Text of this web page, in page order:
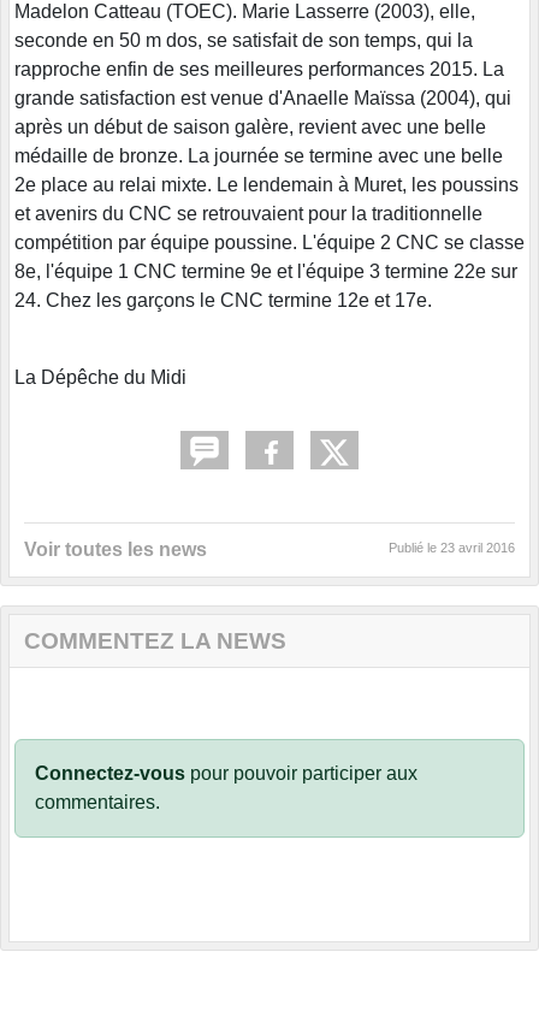
Madelon Catteau (TOEC). Marie Lasserre (2003), elle,
seconde en 50 m dos, se satisfait de son temps, qui la
rapproche enfin de ses meilleures performances 2015. La
grande satisfaction est venue d'Anaelle Maïssa (2004), qui
après un début de saison galère, revient avec une belle
médaille de bronze. La journée se termine avec une belle
2e place au relai mixte. Le lendemain à Muret, les poussins
et avenirs du CNC se retrouvaient pour la traditionnelle
compétition par équipe poussine. L'équipe 2 CNC se classe
8e, l'équipe 1 CNC termine 9e et l'équipe 3 termine 22e sur
24. Chez les garçons le CNC termine 12e et 17e.
La Dépêche du Midi
Voir toutes les news Publié le 23 avril 2016
COMMENTEZ LA NEWS
Connectez-vous pour pouvoir participer aux
commentaires.